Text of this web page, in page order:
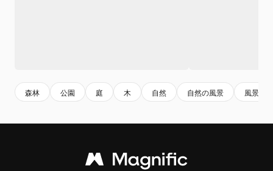
森林 公園 庭 木 自然 自然の風景 風景